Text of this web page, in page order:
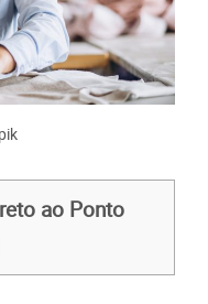
ao Ponto